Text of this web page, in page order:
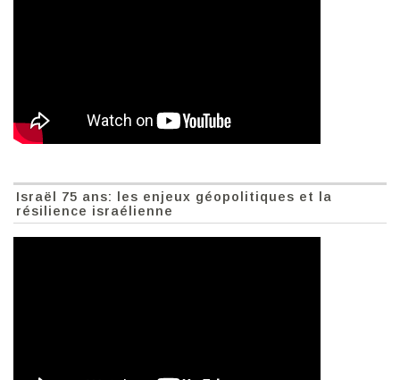
Israël 75 ans: les enjeux géopolitiques et la
résilience israélienne